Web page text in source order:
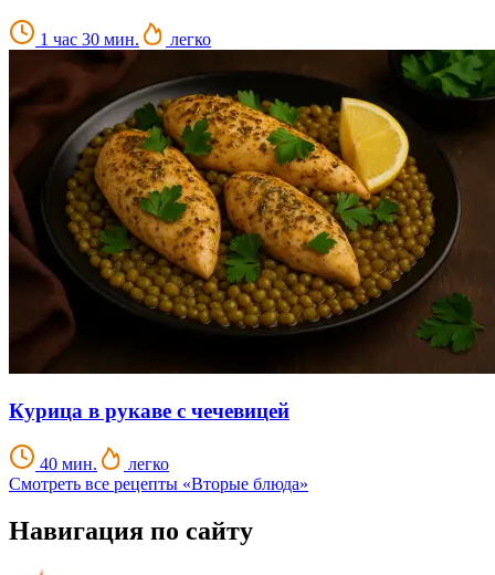
1 час 30 мин. легко
Курица в рукаве с чечевицей
40 мин.
легко
Смотреть все рецепты «Вторые блюда»
Навигация по сайту